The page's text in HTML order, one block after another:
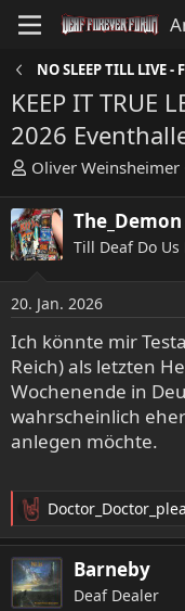
NO SLEEP TILL LIVE
KEEP IT TRUE
2026
E
s
t
e
l
r
Oliver Weinsheimer
The_Demon
Till Deaf Do Us
20. Jan. 2026
Ich könnte mir
Reich) als letzten
Wochenende in
wahrscheinlich
anlegen möchte.
R
e
a
k
t
Barneby
Deaf Dealer